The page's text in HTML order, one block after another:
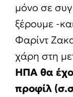
μόνο σε
ξέρουμε -
Φαρίντ
χάρη στη
ΗΠΑ θα
προφίλ